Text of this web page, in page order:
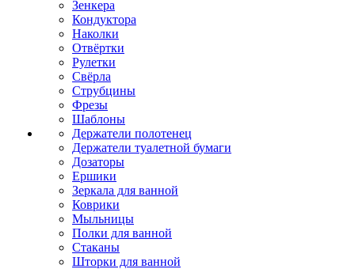
Зенкера
Кондуктора
Наколки
Отвёртки
Рулетки
Свёрла
Струбцины
Фрезы
Шаблоны
Держатели полотенец
Держатели туалетной бумаги
Дозаторы
Ершики
Зеркала для ванной
Коврики
Мыльницы
Полки для ванной
Стаканы
Шторки для ванной